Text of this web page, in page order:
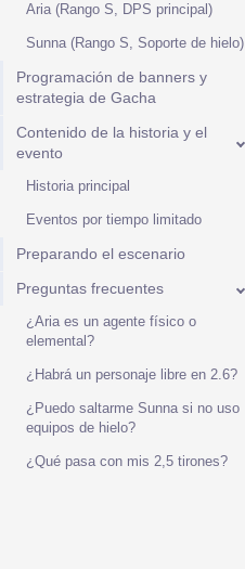
Aria (Rango S, DPS principal)
Sunna (Rango S, Soporte de hielo)
Programación de banners y
estrategia de Gacha
Contenido de la historia y el
evento
Historia principal
Eventos por tiempo limitado
Preparando el escenario
Preguntas frecuentes
¿Aria es un agente físico o
elemental?
¿Habrá un personaje libre en 2.6?
¿Puedo saltarme Sunna si no uso
equipos de hielo?
¿Qué pasa con mis 2,5 tirones?